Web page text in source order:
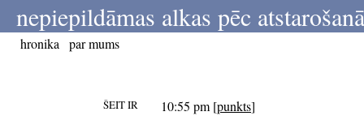
nepiepildāmas alkas pēc
hronika par mums
ŠEIT IR
10:55 pm [punkts]